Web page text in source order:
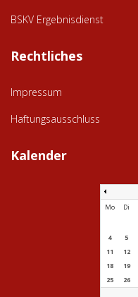
BSKV Ergebnisdienst
Rechtliches
Impressum
Haftungsausschluss
Kalender
Mo Di
4
5
11
12
18
19
25
26